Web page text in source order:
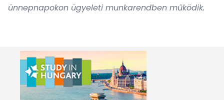
ünnepnapokon ügyeleti munkarendben működik.